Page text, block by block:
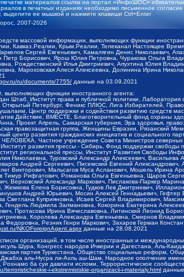
материалов ссылка на портал «ИнфоШОС»
в печатных изданиях необходимо письменное
выделите ее мышкой и нажмите клавиши Ctrl+Enter
2007-2026
массовой информации, выполняющих функции
Кавказ.Реалии, Крым.Реалии, Телеканал Настоящее
Сергей Евгеньевич, Камалягин Денис Николаевич,
Петр Борисович, Ярош Юлия Петровна, Чуракова Ольга
Рождественский Илья Дмитриевич, Апухтина Юлия
Мароховская Алеся Алексеевна, Долинина Ирина
ru/documents/7755/ данные на 03.09.2021
выполняющих функции иностранного агента:
Штаб, Институт права и публичной политики,
Открытый Петербург, Феникс ПЛЮС, Лига Избирателей,
Центр поддержки и содействия развитию средств
Действие, ВМЕСТЕ, Благотворительный фонд охраны
Проект Апрель, Самарская губерния, Эра здоровья,
правозащитная группа, Женщины Евразии, Рязанский
центр развития гражданских инициатив и социального
Частное учреждение Совета Министров северных
развития прессы - Сибирь, Фонд поддержки
региональной прессы, Институт Развития Свободы
Николаевна, Туровский Александр Алексеевич,
Андрей Сергеевич, Писемский Евгений
Викторович, Мальсагов Муса Асланович, Мошель Ирина
Тимур Рифгатович, Романова Ольга Евгеньевна, Щаров
Верховский Александр Маркович, Пислакова-Паркер
Жемкова Елена Борисовна, Гудков Лев Дмитриевич,
Андрей Юрьевич, Мосин Алексей Геннадьевич,
Светлана Куприяновна, Исаев Сергей Владимирович,
Гендель Людмила Залмановна, Кокорина Екатерина
Протасова Ирина Вячеславовна, Литинский Леонид
Королева Александра Евгеньевна, Смирнов
Федоровна, Резник Генри Маркович, Захаров Герман
NKOForeignAgent.aspx данные на 28.08.2021
организаций, в том числе иностранных и
Шура, Конгресс народов Ичкерии и Дагестана, Аль-
партия Туркестана, Общество социальных реформ,
Джабха аль-Нусра ли-Ахль аш-Шам, Народное ополчение
Рохнамо ба суи давлати исломи, Террористическое
terroristicheskie-i-ekstremistskie-organizacii-i-materialy.html